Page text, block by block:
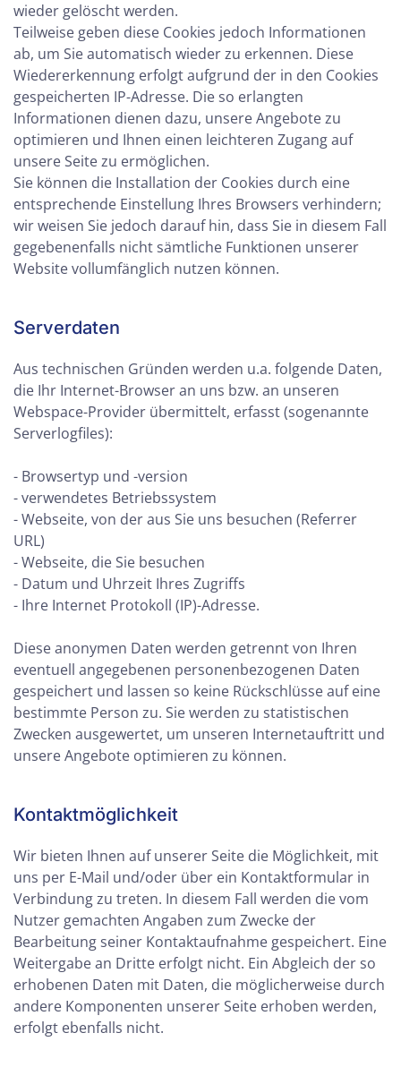
wieder gelöscht werden.
Teilweise geben diese Cookies jedoch Informationen
ab, um Sie automatisch wieder zu erkennen. Diese
Wiedererkennung erfolgt aufgrund der in den Cookies
gespeicherten IP-Adresse. Die so erlangten
Informationen dienen dazu, unsere Angebote zu
optimieren und Ihnen einen leichteren Zugang auf
unsere Seite zu ermöglichen.
Sie können die Installation der Cookies durch eine
entsprechende Einstellung Ihres Browsers verhindern;
wir weisen Sie jedoch darauf hin, dass Sie in diesem Fall
gegebenenfalls nicht sämtliche Funktionen unserer
Website vollumfänglich nutzen können.
Serverdaten
Aus technischen Gründen werden u.a. folgende Daten,
die Ihr Internet-Browser an uns bzw. an unseren
Webspace-Provider übermittelt, erfasst (sogenannte
Serverlogfiles):
- Browsertyp und -version
- verwendetes Betriebssystem
- Webseite, von der aus Sie uns besuchen (Referrer
URL)
- Webseite, die Sie besuchen
- Datum und Uhrzeit Ihres Zugriffs
- Ihre Internet Protokoll (IP)-Adresse.
Diese anonymen Daten werden getrennt von Ihren
eventuell angegebenen personenbezogenen Daten
gespeichert und lassen so keine Rückschlüsse auf eine
bestimmte Person zu. Sie werden zu statistischen
Zwecken ausgewertet, um unseren Internetauftritt und
unsere Angebote optimieren zu können.
Kontaktmöglichkeit
Wir bieten Ihnen auf unserer Seite die Möglichkeit, mit
uns per E-Mail und/oder über ein Kontaktformular in
Verbindung zu treten. In diesem Fall werden die vom
Nutzer gemachten Angaben zum Zwecke der
Bearbeitung seiner Kontaktaufnahme gespeichert. Eine
Weitergabe an Dritte erfolgt nicht. Ein Abgleich der so
erhobenen Daten mit Daten, die möglicherweise durch
andere Komponenten unserer Seite erhoben werden,
erfolgt ebenfalls nicht.